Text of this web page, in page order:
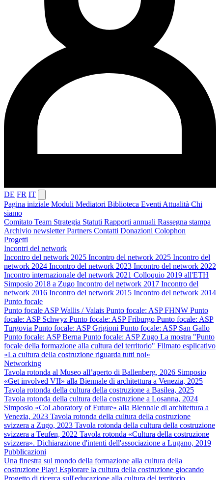
DE FR IT
Pagina iniziale Moduli Mediatori Biblioteca Eventi Attualità Chi
siamo
Comitato Team Strategia Statuti Rapporti annuali Rassegna stampa
Archivio newsletterPartners Contatti Donazioni Colophon
Progetti
Incontri del network
Incontro del network 2025 Incontro del network 2025 Incontro del
network 2024 Incontro del network 2023 Incontro del network 2022
Incontro internazionale del network 2021 Colloquio 2019 all'ETH
Simposio 2018 a Zugo Incontro del network 2017 Incontro del
network 2016 Incontro del network 2015 Incontro del network 2014
Punto focale
Punto focale ASP Wallis / Valais Punto focale: ASP FHNW Punto
focale: ASP Schwyz Punto focale: ASP Friburgo Punto focale: ASP
Turgovia Punto focale: ASP Grigioni Punto focale: ASP San Gallo
Punto focale: ASP Berna Punto focale: ASP Zugo La mostra "Punto
focale della formazione alla cultura del territorio" Filmato esplicativo
«La cultura della costruzione riguarda tutti noi»
Networking
Tavola rotonda al Museo all’aperto di Ballenberg, 2026 Simposio
«Get involved VII» alla Biennale di architettura a Venezia, 2025
Tavola rotonda della cultura della costruzione a Basilea, 2025
Tavola rotonda della cultura della costruzione a Losanna, 2024
Simposio «CoLaboratory of Future» alla Biennale di architettura a
Venezia, 2023 Tavola rotonda della cultura della costruzione
svizzera a Zugo, 2023 Tavola rotonda della cultura della costruzione
svizzera a Teufen, 2022 Tavola rotonda «Cultura della costruzione
svizzera». Dichiarazione d'intenti dell'associazione a Lugano, 2019
Pubblicazioni
Una finestra sul mondo della formazione alla cultura della
costruzione Play! Esplorare la cultura della costruzione giocando
Progetto di ricerca sull'educazione alla cultura del territorio